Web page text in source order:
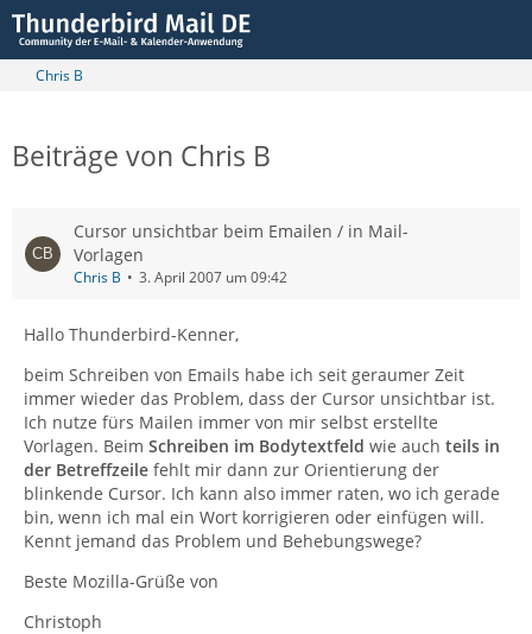
Chris B
Beiträge von Chris B
Cursor unsichtbar beim Emailen / in Mail-
Vorlagen
Chris B 3. April 2007 um 09:42
Hallo Thunderbird-Kenner,
beim Schreiben von Emails habe ich seit geraumer Zeit
immer wieder das Problem, dass der Cursor unsichtbar ist.
Ich nutze fürs Mailen immer von mir selbst erstellte
Vorlagen. Beim Schreiben im Bodytextfeld wie auch teils in
der Betreffzeile fehlt mir dann zur Orientierung der
blinkende Cursor. Ich kann also immer raten, wo ich gerade
bin, wenn ich mal ein Wort korrigieren oder einfügen will.
Kennt jemand das Problem und Behebungswege?
Beste Mozilla-Grüße von
Christoph